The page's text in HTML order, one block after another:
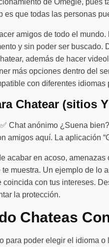
de Omegle,
que todas las personas
amigos de todo el
y sin poder ser
además de hacer
más opciones dentro del
con diferentes
Chatear (sitios
Chat anónimo ¿Suena
aquí. La aplicación
acabar en acoso,
muestra. Un ejemplo de
con tus intereses.
la protección.
Chateas
para poder elegir el idioma